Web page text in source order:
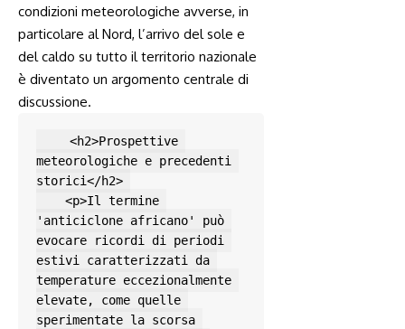
condizioni meteorologiche avverse, in
particolare al Nord, l’arrivo del sole e
del caldo su tutto il territorio nazionale
è diventato un argomento centrale di
discussione.
meteorologiche e precedenti
storici</h2>
'anticiclone africano' può
evocare ricordi di periodi
estivi caratterizzati da
temperature eccezionalmente
elevate, come quelle
sperimentate la scorsa